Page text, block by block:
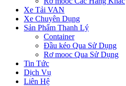
Xe Tải VAN
Xe Chuyên Dụng
Sản Phẩm Thanh Lý
Container
Đầu kéo Qua Sử Dụng
Rơ mooc Qua Sử Dụng
Tin Tức
Dịch Vụ
Liên Hệ